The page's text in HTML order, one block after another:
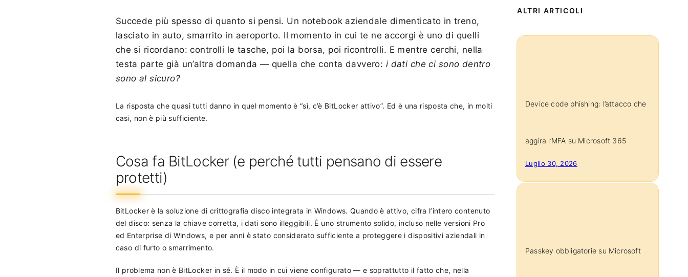
Succede più spesso di quanto si pensi. Un notebook aziendale dimenticato in treno,
lasciato in auto, smarrito in aeroporto. Il momento in cui te ne accorgi è uno di quelli
che si ricordano: controlli le tasche, poi la borsa, poi ricontrolli. E mentre cerchi, nella
testa parte già un’altra domanda — quella che conta davvero: i dati che ci sono dentro
sono al sicuro?
La risposta che quasi tutti danno in quel momento è “sì, c’è BitLocker attivo”. Ed è una risposta che, in molti
casi, non è più sufficiente.
Cosa fa BitLocker (e perché tutti pensano di essere
protetti)
BitLocker è la soluzione di crittografia disco integrata in Windows. Quando è attivo, cifra l’intero contenuto
del disco: senza la chiave corretta, i dati sono illeggibili. È uno strumento solido, incluso nelle versioni Pro
ed Enterprise di Windows, e per anni è stato considerato sufficiente a proteggere i dispositivi aziendali in
caso di furto o smarrimento.
Il problema non è BitLocker in sé. È il modo in cui viene configurato — e soprattutto il fatto che, nella
ALTRI ARTICOLI
Device code phishing: l’attacco che
aggira l’MFA su Microsoft 365
Luglio 30, 2026
Passkey obbligatorie su Microsoft